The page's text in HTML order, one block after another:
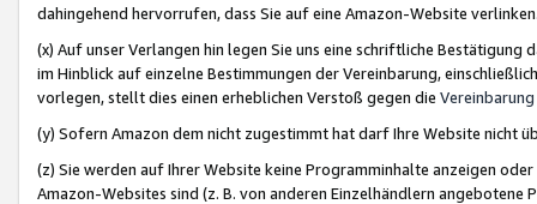
dahingehend hervorrufen, dass Sie auf eine Amazon-Website
(x) Auf unser Verlangen hin legen Sie uns eine schriftliche
im Hinblick auf einzelne Bestimmungen der Vereinbarung,
vorlegen, stellt dies einen erheblichen Verstoß gegen die Vereinbarung
(y) Sofern Amazon dem nicht zugestimmt hat darf Ihre Website nicht
(z) Sie werden auf Ihrer Website keine Programminhalte anzeigen
Amazon-Websites sind (z. B. von anderen Einzelhändlern